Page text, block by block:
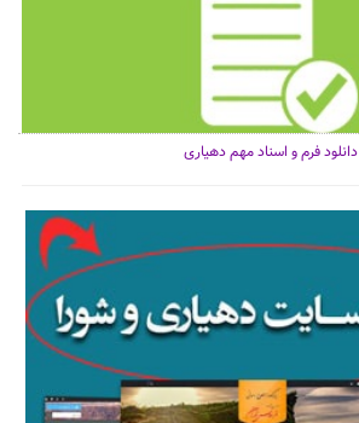
دانلود فرم و اسناد مهم دهیاری